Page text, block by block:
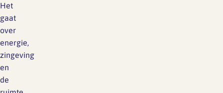
Het
gaat
over
energie,
zingeving
en
de